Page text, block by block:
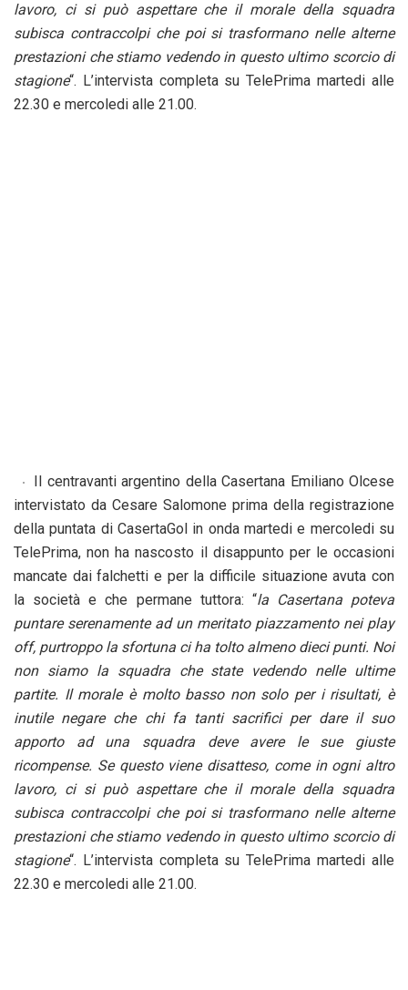
lavoro, ci si può aspettare che il morale della squadra
subisca contraccolpi che poi si trasformano nelle alterne
prestazioni che stiamo vedendo in questo ultimo scorcio di
stagione“. L’intervista completa su TelePrima martedi alle
22.30 e mercoledi alle 21.00.
Il centravanti argentino della Casertana Emiliano Olcese
intervistato da Cesare Salomone prima della registrazione
della puntata di CasertaGol in onda martedi e mercoledi su
TelePrima, non ha nascosto il disappunto per le occasioni
mancate dai falchetti e per la difficile situazione avuta con
la società e che permane tuttora: “la Casertana poteva
puntare serenamente ad un meritato piazzamento nei play
off, purtroppo la sfortuna ci ha tolto almeno dieci punti. Noi
non siamo la squadra che state vedendo nelle ultime
partite. Il morale è molto basso non solo per i risultati, è
inutile negare che chi fa tanti sacrifici per dare il suo
apporto ad una squadra deve avere le sue giuste
ricompense. Se questo viene disatteso, come in ogni altro
lavoro, ci si può aspettare che il morale della squadra
subisca contraccolpi che poi si trasformano nelle alterne
prestazioni che stiamo vedendo in questo ultimo scorcio di
stagione“. L’intervista completa su TelePrima martedi alle
22.30 e mercoledi alle 21.00.